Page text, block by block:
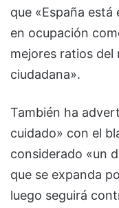
que «España
en ocupación
mejores ratios del
ciudadana».
También ha
cuidado» con el
considerado «un
que se expanda
luego seguirá